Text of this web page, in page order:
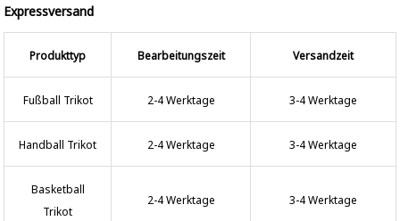
Expressversand
Produkttyp Bearbeitungszeit Versandzeit
Fußball Trikot 2-4 Werktage 3-4 Werktage
Handball Trikot 2-4 Werktage 3-4 Werktage
Basketball
Trikot
2-4 Werktage 3-4 Werktage